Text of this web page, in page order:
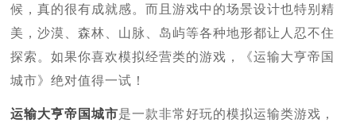
候，真的很有成就感。而且游戏中的场景设计也特别精
美，沙漠、森林、山脉、岛屿等各种地形都让人忍不住
探索。如果你喜欢模拟经营类的游戏，《运输大亨帝国
城市》绝对值得一试！
运输大亨帝国城市是一款非常好玩的模拟运输类游戏，